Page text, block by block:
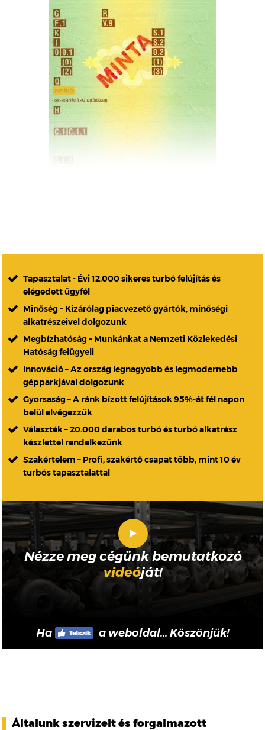
Tapasztalat - Évi 12.000 sikeres turbó felújítás és
elégedett ügyfél
Minőség – Kizárólag piacvezető gyártók, minőségi
alkatrészeivel dolgozunk
Megbízhatóság – Munkánkat a Nemzeti Közlekedési
Hatóság felügyeli
Innováció – Az ország legnagyobb és legmodernebb
gépparkjával dolgozunk
Gyorsaság – A ránk bízott felújítások 95%-át fél napon
belül elvégezzük
Választék – 20.000 darabos turbó és turbó alkatrész
készlettel rendelkezünk
Szakértelem – Profi, szakértő csapat több, mint 10 év
turbós tapasztalattal
Nézze meg cégünk bemutatkozó
videóját!
Ha a weboldal... Köszönjük!
Általunk szervizelt és forgalmazott